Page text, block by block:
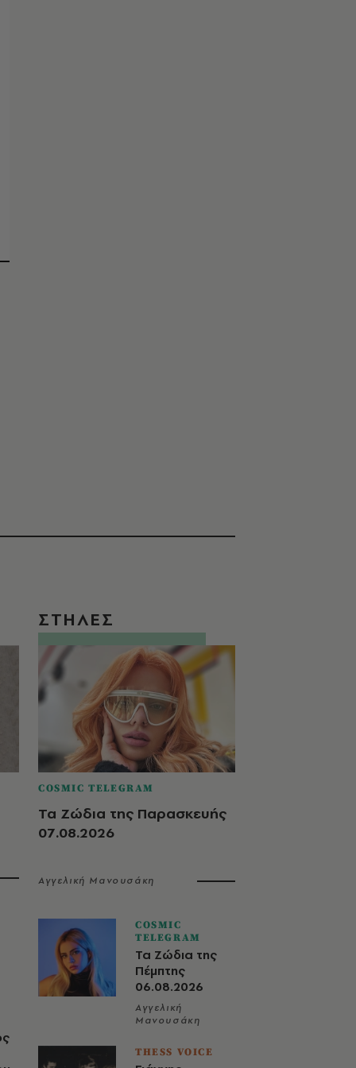
ΣΤΗΛΕΣ
COSMIC TELEGRAM
Τα Ζώδια της Παρασκευής
07.08.2026
Αγγελική Μανουσάκη
COSMIC
TELEGRAM
Τα Ζώδια της
Πέμπτης
06.08.2026
Αγγελική
Μανουσάκη
THESS VOICE